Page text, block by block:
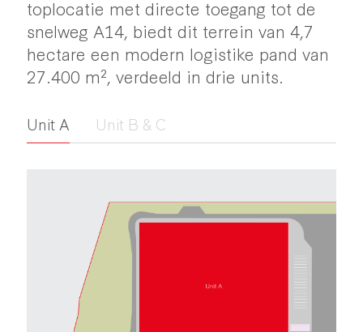
toplocatie met directe toegang tot de
snelweg A14, biedt dit terrein van 4,7
hectare een modern logistike pand van
27.400 m², verdeeld in drie units.
Unit A Unit B & C